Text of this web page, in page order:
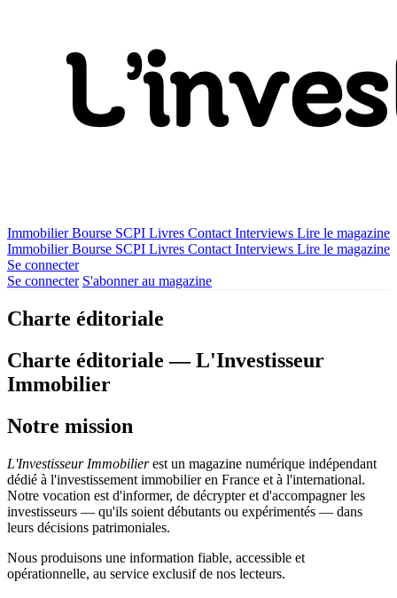
ImmobilierBourse SCPI Livres Contact Interviews Lire le magazine
ImmobilierBourse SCPI Livres Contact Interviews Lire le magazine
Se connecter
Se connecter S'abonner au magazine
Charte éditoriale
Charte éditoriale — L'Investisseur
Immobilier
Notre mission
L'Investisseur Immobilierest un magazine numérique indépendant
dédié à l'investissement immobilier en France et à l'international.
Notre vocation est d'informer, de décrypter et d'accompagner les
investisseurs — qu'ils soient débutants ou expérimentés — dans
leurs décisions patrimoniales.
Nous produisons une information fiable, accessible et
opérationnelle, au service exclusif de nos lecteurs.